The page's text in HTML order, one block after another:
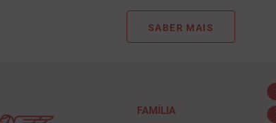
SABER MAIS
FAMÍLIA